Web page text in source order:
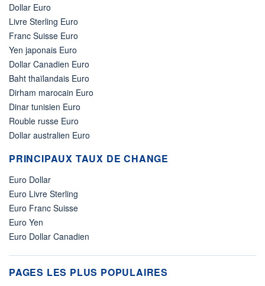
Dollar Euro
Livre Sterling Euro
Franc Suisse Euro
Yen japonais Euro
Dollar Canadien Euro
Baht thaïlandais Euro
Dirham marocain Euro
Dinar tunisien Euro
Rouble russe Euro
Dollar australien Euro
PRINCIPAUX TAUX DE CHANGE
Euro Dollar
Euro Livre Sterling
Euro Franc Suisse
Euro Yen
Euro Dollar Canadien
PAGES LES PLUS POPULAIRES